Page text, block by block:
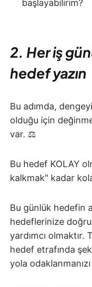
başlayabilirim?
2. Her iş
hedef yazın
Bu adımda,
olduğu için
var. ⚖️
Bu hedef KOLAY
kalkmak" kadar
Bu günlük hedefin
hedeflerinize
yardımcı
hedef etrafında
yola